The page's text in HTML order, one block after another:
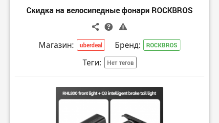
Скидка на велосипедные фонари ROCKBROS
Магазин: uberdeal Бренд: ROCKBROS
Теги: Нет тегов